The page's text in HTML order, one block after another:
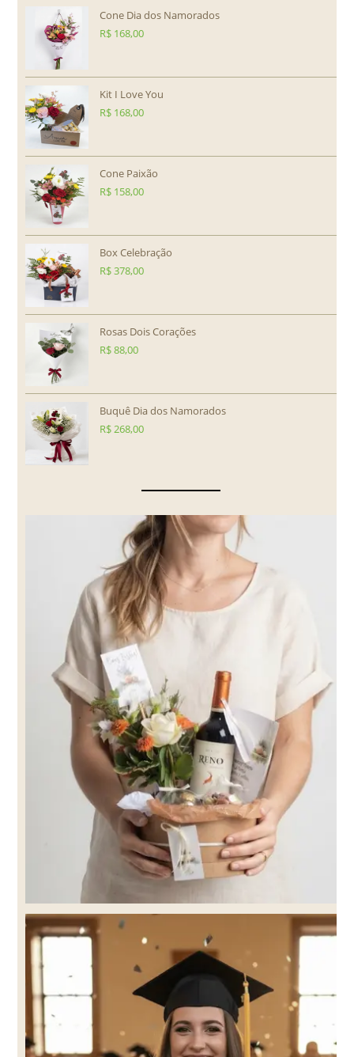
Cone Dia dos Namorados
R$ 168,00
Kit I Love You
R$ 168,00
Cone Paixão
R$ 158,00
Box Celebração
R$378,00
Rosas Dois Corações
R$88,00
Buquê Dia dos Namorados
R$268,00